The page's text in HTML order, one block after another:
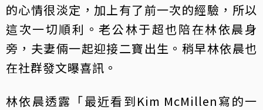
的心情很淡定，加上有了前一次的經驗，所以
這次一切順利。老公林于超也陪在林依晨身
旁，夫妻倆一起迎接二寶出生。稍早林依晨也
在社群發文曝喜訊。
林依晨透露「最近看到Kim McMillen寫的一